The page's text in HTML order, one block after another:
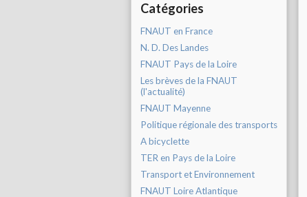
Catégories
FNAUT en France
N. D. Des Landes
FNAUT Pays de la Loire
Les brèves de la FNAUT
(l'actualité)
FNAUT Mayenne
Politique régionale des transports
A bicyclette
TER en Pays de la Loire
Transport et Environnement
FNAUT Loire Atlantique